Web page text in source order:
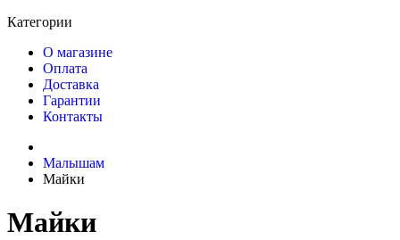
Категории
О магазине
Оплата
Доставка
Гарантии
Контакты
Малышам
Майки
Майки